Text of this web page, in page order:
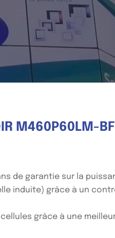
M460P60LM-
de garantie sur la
induite) grâce à un
grâce à une